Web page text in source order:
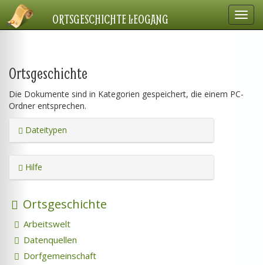
ORTSGESCHICHTE LEOGANG
Ortsgeschichte
Die Dokumente sind in Kategorien gespeichert, die einem PC-
Ordner entsprechen.
Dateitypen
Hilfe
Ortsgeschichte
Arbeitswelt
Datenquellen
Dorfgemeinschaft